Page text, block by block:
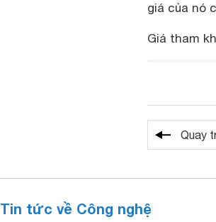
giá của nó
Giá tham
Quay
Tin tức về Công nghệ